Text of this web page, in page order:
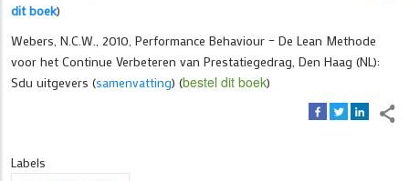
dit boek)
Webers, N.C.W., 2010, Performance Behaviour – De Lean Methode
voor het Continue Verbeteren van Prestatiegedrag, Den Haag (NL):
Sdu uitgevers (samenvatting) (bestel dit boek)
Labels